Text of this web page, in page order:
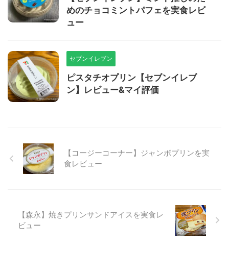
めのチョコミントパフェを実食レビ
ュー
セブンイレブン
ピスタチオプリン【セブンイレブ
ン】レビュー&マイ評価
【コージーコーナー】ジャンボプリンを実
食レビュー
【森永】焼きプリンサンドアイスを実食レ
ビュー